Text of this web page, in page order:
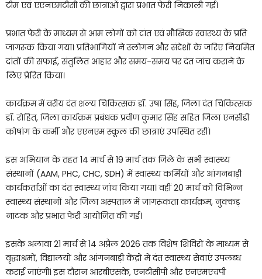
टीम एवं एएनएमटीसी की छात्राओं द्वारा प्रभात फेरी निकाली गई।
प्रभात फेरी के माध्यम से आम लोगों को दांत एवं मौखिक स्वास्थ्य के प्रति
जागरूक किया गया। प्रतिभागियों ने स्लोगन और संदेशों के जरिए नियमित
दांतों की सफाई, संतुलित आहार और समय-समय पर दंत जांच कराने के
लिए प्रेरित किया।
कार्यक्रम में वरीय दंत शल्य चिकित्सक डॉ. उषा सिंह, जिला दंत चिकित्सक
डॉ. रोहित, जिला कार्यक्रम प्रबंधक प्रवीण कुमार सिंह सहित जिला एनसीडी
कोषांग के कर्मी और एएनएम स्कूल की छात्राएं उपस्थित रहीं।
इस अभियान के तहत 14 मार्च से 19 मार्च तक जिले के सभी स्वास्थ्य
संस्थानों (AAM, PHC, CHC, SDH) में स्वास्थ्य कर्मियों और आंगनबाड़ी
कार्यकर्ताओं का दंत स्वास्थ्य जांच किया गया। वहीं 20 मार्च को विभिन्न
स्वास्थ्य संस्थानों और जिला अस्पताल में जागरूकता कार्यक्रम, नुक्कड़
नाटक और प्रभात फेरी आयोजित की गई।
इसके अलावा 21 मार्च से 14 अप्रैल 2026 तक विशेष शिविरों के माध्यम से
वृद्धाश्रमों, विद्यालयों और आंगनबाड़ी केंद्रों में दंत स्वास्थ्य सेवाएं उपलब्ध
कराई जाएंगी। इस दौरान आरबीएसके, एनटीसीपी और एनएमएचपी